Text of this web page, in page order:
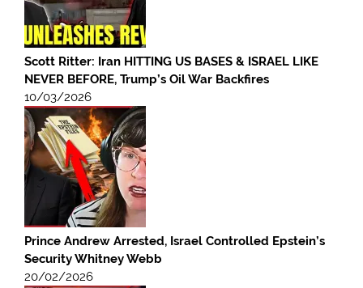
Scott Ritter: Iran HITTING US BASES & ISRAEL LIKE
NEVER BEFORE, Trump’s Oil War Backfires
10/03/2026
Prince Andrew Arrested, Israel Controlled Epstein’s
Security Whitney Webb
20/02/2026